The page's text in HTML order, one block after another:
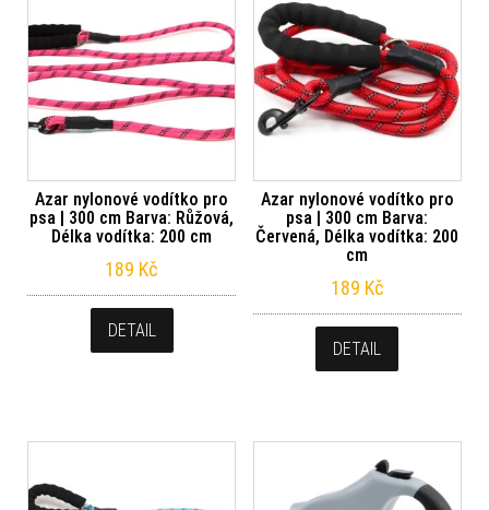
Azar nylonové vodítko pro
psa | 300 cm Barva: Růžová,
Délka vodítka: 200 cm
189 Kč
DETAIL
Azar nylonové vodítko pro
psa | 300 cm Barva:
Červená, Délka vodítka: 200
cm
189 Kč
DETAIL